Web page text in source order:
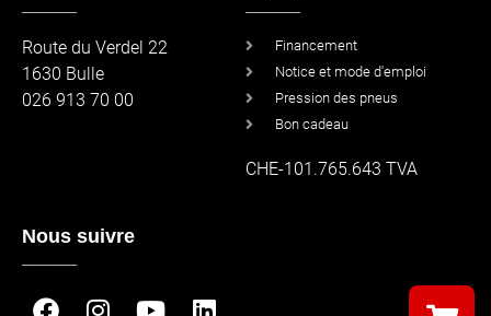
Route du Verdel 22
1630 Bulle
026 913 70 00
Financement
Notice et mode d'emploi
Pression des pneus
Bon cadeau
CHE-101.765.643 TVA
Nous suivre